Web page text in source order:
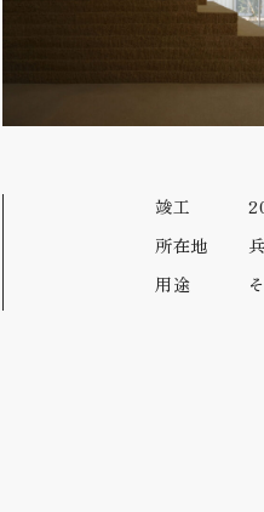
竣工
所在地
用途